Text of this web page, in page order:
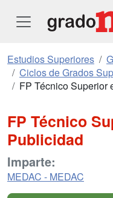
Estudios Superiores
Ciclos de Grados
FP Técnico Superior
FP Técnico
Publicidad
Imparte:
MEDAC - MEDAC